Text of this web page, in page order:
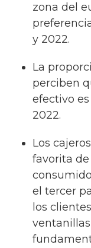
zona del
y 2022.
La
perciben
efectivo
2022.
Los
favorita
el tercer
los